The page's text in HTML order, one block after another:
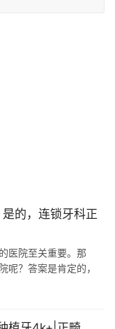
的，连锁牙科正
医院至关重要。那
呢？答案是肯定的，